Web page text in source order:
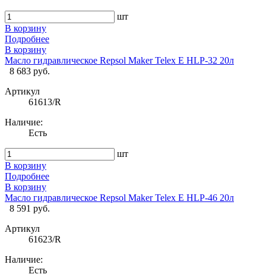
шт
В корзину
Подробнее
В корзину
Масло гидравлическое Repsol Maker Telex E HLP-32 20л
8 683 руб.
Артикул
61613/R
Наличие:
Есть
шт
В корзину
Подробнее
В корзину
Масло гидравлическое Repsol Maker Telex E HLP-46 20л
8 591 руб.
Артикул
61623/R
Наличие:
Есть